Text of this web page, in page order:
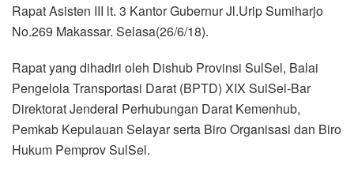
Rapat Asisten III lt. 3 Kantor Gubernur Jl.Urip Sumiharjo
No.269 Makassar. Selasa(26/6/18).
Rapat yang dihadiri oleh Dishub Provinsi SulSel, Balai
Pengelola Transportasi Darat (BPTD) XIX SulSel-Bar
Direktorat Jenderal Perhubungan Darat Kemenhub,
Pemkab Kepulauan Selayar serta Biro Organisasi dan Biro
Hukum Pemprov SulSel.